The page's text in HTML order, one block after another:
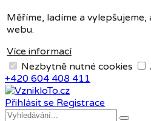
Měříme, ladíme a
webu.
Více informací
Nezbytně nutné cookies
Měna:
CZK
CZK
EUR
+420 604 408 411
Přihlásit se Registrace